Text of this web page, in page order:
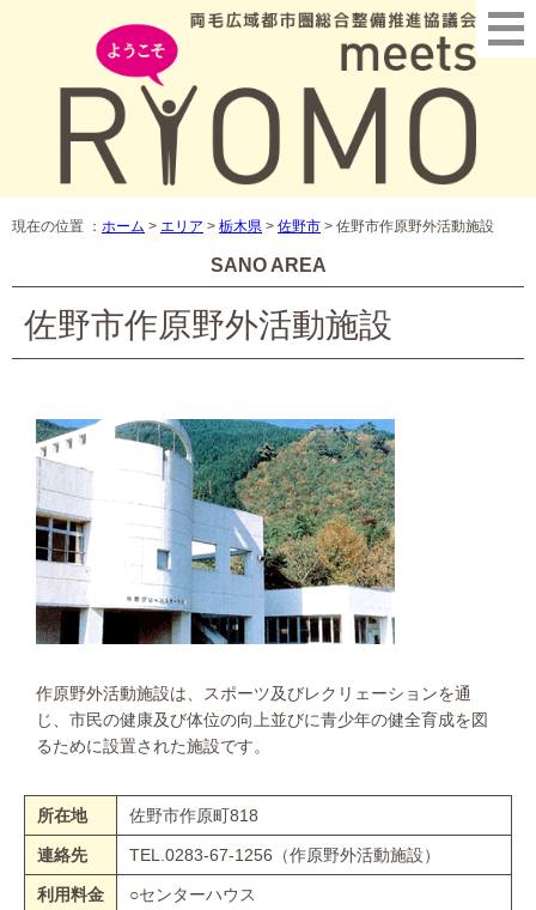
現在の位置 ： ホーム > エリア > 栃木県 > 佐野市 > 佐野市作原野外活動施設
SANO AREA
佐野市作原野外活動施設
作原野外活動施設は、スポーツ及びレクリェーションを通
じ、市民の健康及び体位の向上並びに青少年の健全育成を図
るために設置された施設です。
所在地 佐野市作原町818
連絡先 TEL.0283-67-1256（作原野外活動施設）
利用料金
○センターハウス